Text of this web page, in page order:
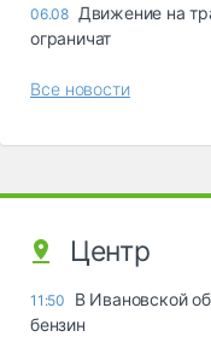
06.08 Движение на
ограничат
Все новости
Центр
11:50
В Ивановской
бензин